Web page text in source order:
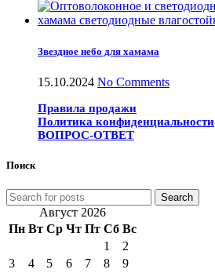
Звездное небо для хамама
15.10.2024 No Comments
Правила продажи
Политика конфиденциальности
ВОПРОС-ОТВЕТ
Поиск
Search
Август 2026
Пн Вт Ср Чт Пт Сб Вс
1
2
3
4 5 6 7 8
9